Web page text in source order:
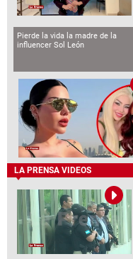
Pierde la vida la madre de la
influencer Sol León
LA PRENSA VIDEOS